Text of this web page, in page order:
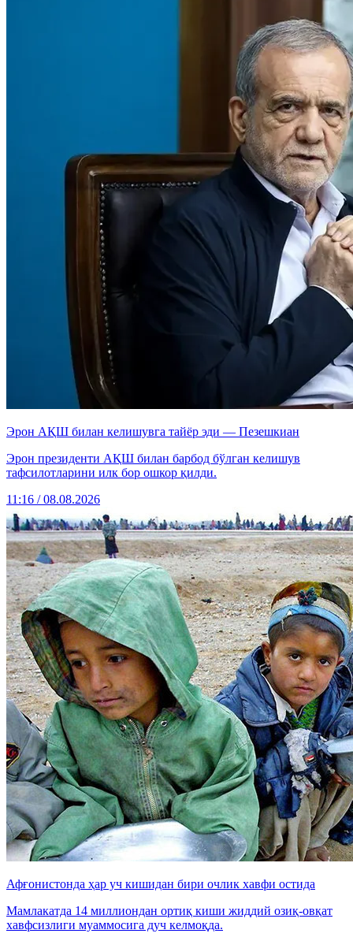
Эрон АҚШ билан келишувга тайёр эди — Пезешкиан
Эрон президенти АҚШ билан барбод бўлган келишув
тафсилотларини илк бор ошкор қилди.
11:16 / 08.08.2026
Афғонистонда ҳар уч кишидан бири очлик хавфи остида
Мамлакатда 14 миллиондан ортиқ киши жиддий озиқ-овқат
хавфсизлиги муаммосига дуч келмоқда.